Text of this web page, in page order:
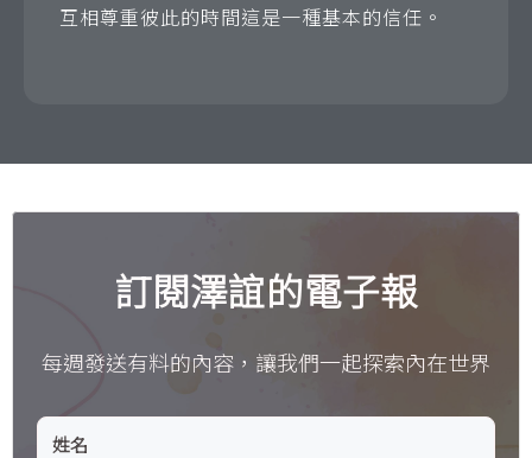
互相尊重彼此的時間這是一種基本的信任。
訂閱澤誼的電子報
每週發送有料的內容，讓我們一起探索內在世界